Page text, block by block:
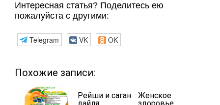
Интересная статья? Поделитесь ею
пожалуйста с другими:
Telegram VK OK
Похожие записи:
Рейши и саган
Женское